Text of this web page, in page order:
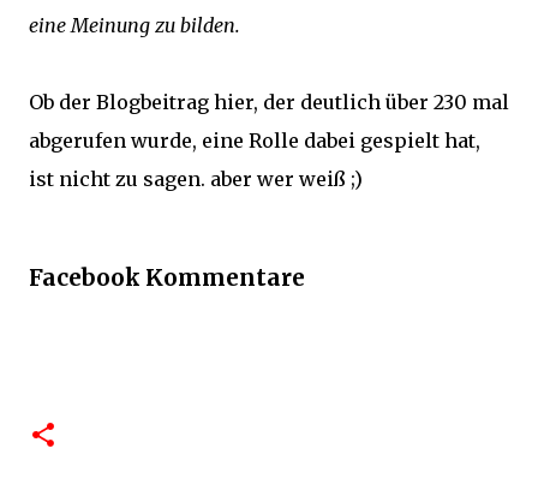
eine Meinung zu bilden.
Ob der Blogbeitrag hier, der deutlich über 230 mal
abgerufen wurde, eine Rolle dabei gespielt hat,
ist nicht zu sagen. aber wer weiß ;)
Facebook Kommentare